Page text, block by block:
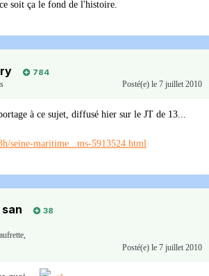
soit ça le fond de l'histoire.
784
Posté(e) le 7 juillet 2010
à ce sujet, diffusé hier sur le JT de 13...
seine-maritime...ms-5913524.html
38
Posté(e) le 7 juillet 2010